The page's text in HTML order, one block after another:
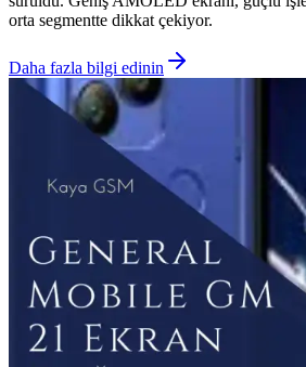
orta segmentte dikkat çekiyor.
Daha fazla bilgi edinin